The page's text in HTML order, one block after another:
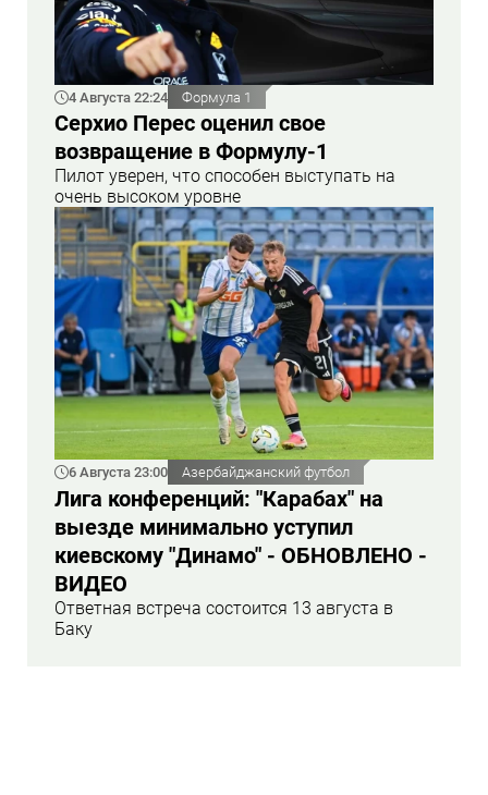
4 Августа 22:24 Формула 1
Серхио Перес оценил свое
возвращение в Формулу-1
Пилот уверен, что способен выступать на
очень высоком уровне
6 Августа 23:00 Азербайджанский футбол
Лига конференций: "Карабах" на
выезде минимально уступил
киевскому "Динамо" - ОБНОВЛЕНО -
ВИДЕО
Ответная встреча состоится 13 августа в
Баку